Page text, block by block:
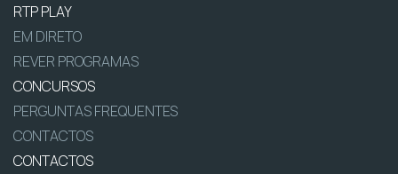
RTP PLAY
EM DIRETO
REVER PROGRAMAS
CONCURSOS
PERGUNTAS FREQUENTES
CONTACTOS
CONTACTOS